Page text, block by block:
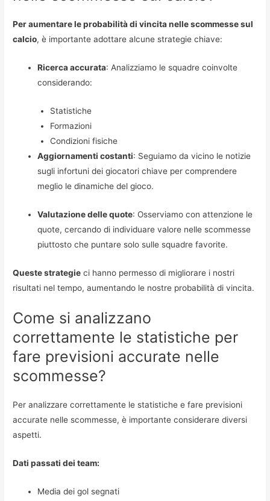
Per aumentare le probabilità di vincita nelle scommesse sul
calcio, è importante adottare alcune strategie chiave:
Ricerca accurata: Analizziamo le squadre coinvolte
considerando:
Statistiche
Formazioni
Condizioni fisiche
Aggiornamenti costanti: Seguiamo da vicino le notizie
sugli infortuni dei giocatori chiave per comprendere
meglio le dinamiche del gioco.
Valutazione delle quote: Osserviamo con attenzione le
quote, cercando di individuare valore nelle scommesse
piuttosto che puntare solo sulle squadre favorite.
Queste strategie ci hanno permesso di migliorare i nostri
risultati nel tempo, aumentando le nostre probabilità di vincita.
Come si analizzano
correttamente le statistiche per
fare previsioni accurate nelle
scommesse?
Per analizzare correttamente le statistiche e fare previsioni
accurate nelle scommesse, è importante considerare diversi
aspetti.
Dati passati dei team:
Media dei gol segnati